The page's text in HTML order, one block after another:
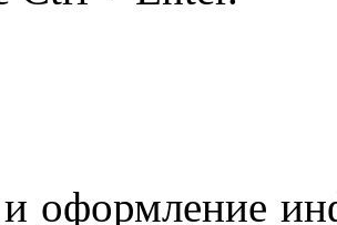
оформление